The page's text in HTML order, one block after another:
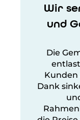
Wir
und
Die
Kunden
Dank